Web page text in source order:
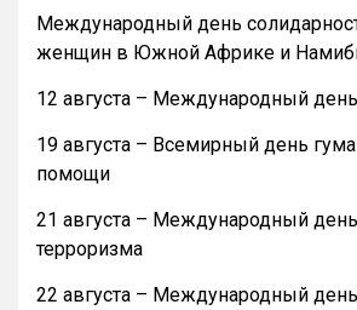
Международный день
женщин в Южной Африке и
12 августа – Международный
19 августа – Всемирный день
помощи
21 августа – Международный
терроризма
22 августа – Международный